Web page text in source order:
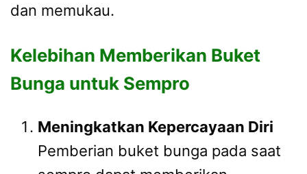
dan memukau.
Kelebihan Memberikan Buket
Bunga untuk Sempro
Meningkatkan Kepercayaan Diri
Pemberian buket bunga pada saat